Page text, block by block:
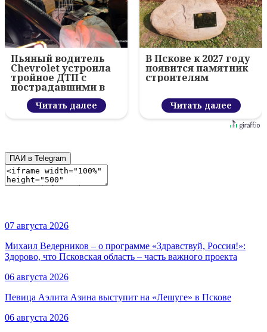
Пьяный водитель
Chevrolet устроила
тройное ДТП с
пострадавшими в
Пскове
Читать далее
В Пскове к 2027 году
появится памятник
строителям
Читать далее
ПАИ в Telegram
07 августа 2026
Михаил Ведерников – о программе «Здравствуй, Россия!»:
Здорово, что Псковская область – часть важного проекта
06 августа 2026
Певица Аэлита Азина выступит на «Лешуге» в Пскове
06 августа 2026